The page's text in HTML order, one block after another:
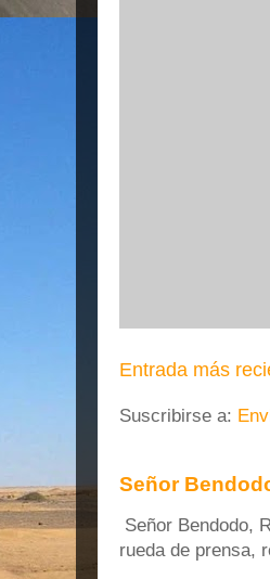
Entrada más
Suscribirse a:
Señor
Señor Bendodo,
rueda de prensa,